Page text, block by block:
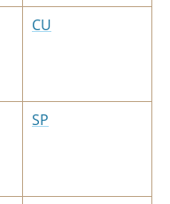
CU
SP